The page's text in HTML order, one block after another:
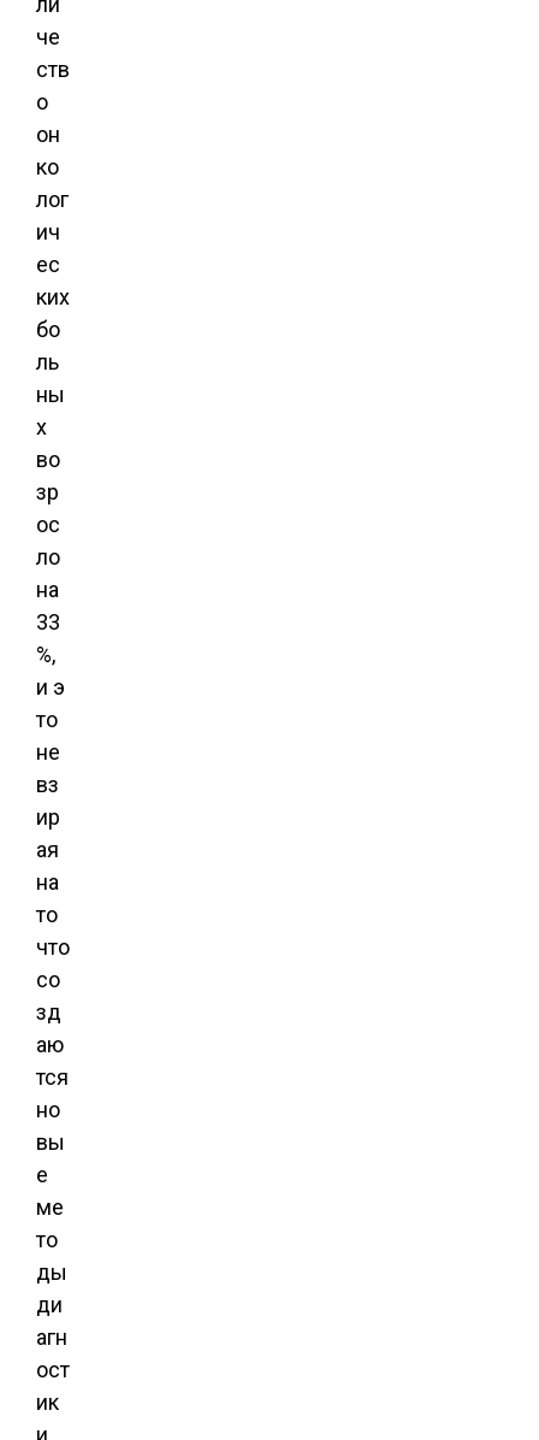
че
ств
о
он
ко
лог
ич
ес
ких
бо
ль
ны
х
во
зр
ос
ло
на
33
%,
и э
то
не
вз
ир
ая
на
то
что
со
зд
аю
тся
но
вы
е
ме
то
ды
ди
агн
ост
ик
и